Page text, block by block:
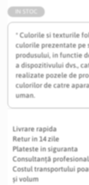
* Culorile si texturile
culorile prezentate pe
produsului, in functie
a dispozitivului dvs.,
realizate pozele de
culorilor de catre
uman.
Livrare rapida
Retur in 14 zile
Plateste in siguranta
Consultanță
Costul transportului
și volum